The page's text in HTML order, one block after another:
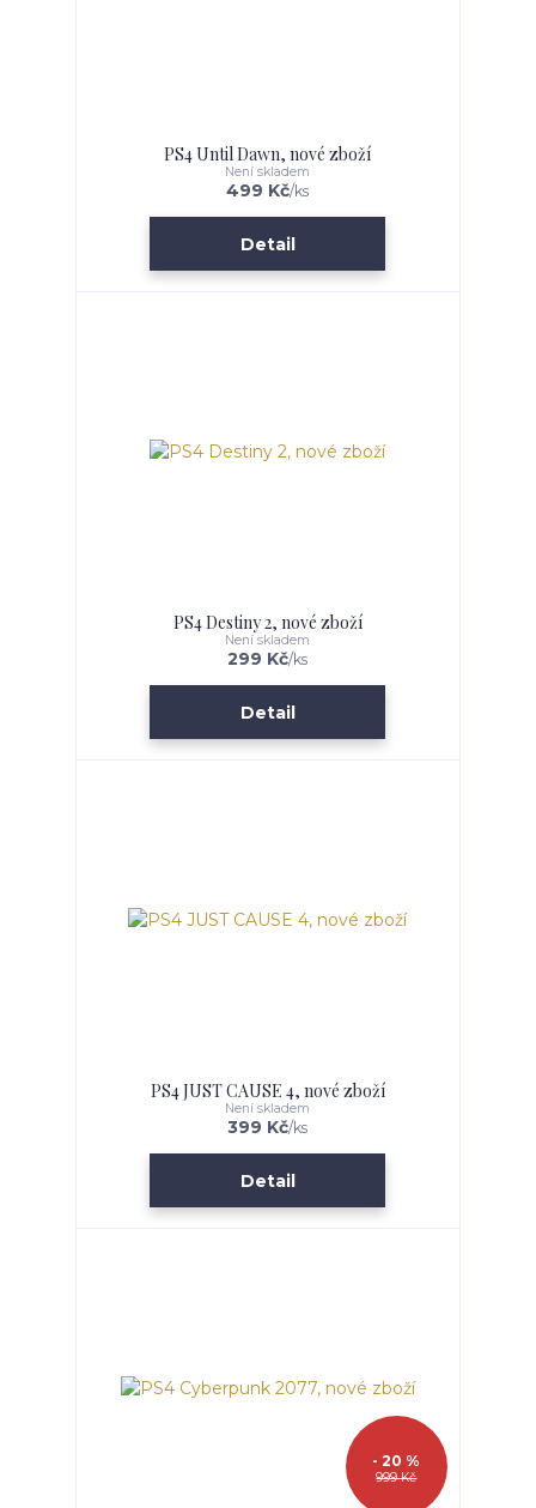
PS4 Until Dawn, nové zboží
499 Kč/ks
Není skladem
Detail
PS4 Destiny 2, nové zboží
299 Kč/ks
Není skladem
Detail
PS4 JUST CAUSE 4, nové zboží
399 Kč/ks
Není skladem
Detail
999 Kč
- 20 %